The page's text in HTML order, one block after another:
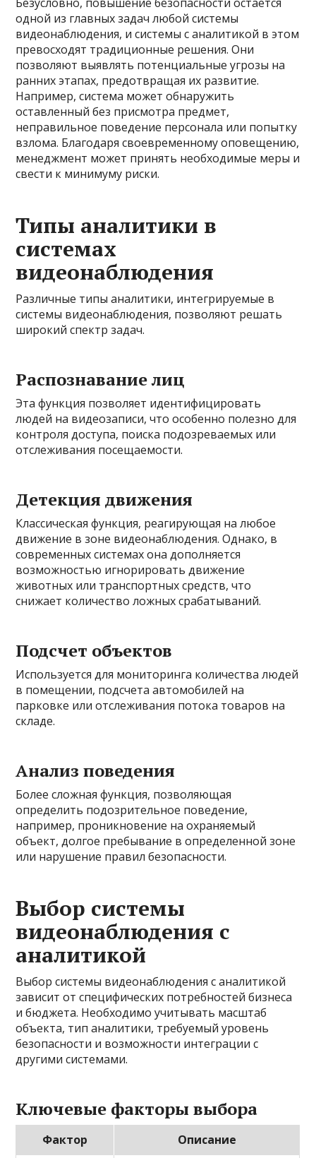
одной из главных задач любой системы
видеонаблюдения, и системы с аналитикой в этом
превосходят традиционные решения. Они
позволяют выявлять потенциальные угрозы на
ранних этапах, предотвращая их развитие.
Например, система может обнаружить
оставленный без присмотра предмет,
неправильное поведение персонала или попытку
взлома. Благодаря своевременному оповещению,
менеджмент может принять необходимые меры и
свести к минимуму риски.
Типы аналитики в
системах
видеонаблюдения
Различные типы аналитики, интегрируемые в
системы видеонаблюдения, позволяют решать
широкий спектр задач.
Распознавание лиц
Эта функция позволяет идентифицировать
людей на видеозаписи, что особенно полезно для
контроля доступа, поиска подозреваемых или
отслеживания посещаемости.
Детекция движения
Классическая функция, реагирующая на любое
движение в зоне видеонаблюдения. Однако, в
современных системах она дополняется
возможностью игнорировать движение
животных или транспортных средств, что
снижает количество ложных срабатываний.
Подсчет объектов
Используется для мониторинга количества людей
в помещении, подсчета автомобилей на
парковке или отслеживания потока товаров на
складе.
Анализ поведения
Более сложная функция, позволяющая
определить подозрительное поведение,
например, проникновение на охраняемый
объект, долгое пребывание в определенной зоне
или нарушение правил безопасности.
Выбор системы
видеонаблюдения с
аналитикой
Выбор системы видеонаблюдения с аналитикой
зависит от специфических потребностей бизнеса
и бюджета. Необходимо учитывать масштаб
объекта, тип аналитики, требуемый уровень
безопасности и возможности интеграции с
другими системами.
Ключевые факторы выбора
Фактор
Описание